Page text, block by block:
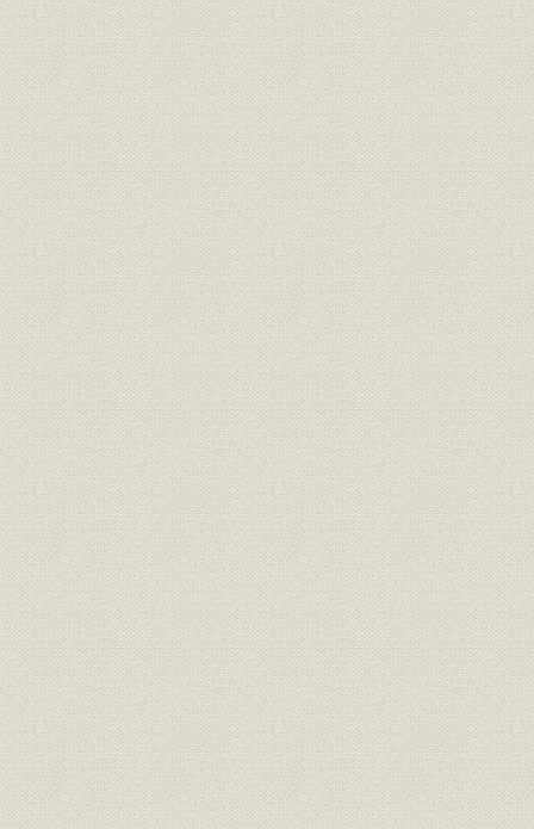
(1) 担保品付手形割引制度
(2) 担保品付手形の割引状況
(3) 23年恐慌後の政策運営
8. 日清戦争時の政策運営
(1) 日清戦時の政策課題
(2) 日清戦争中の本行施策
(3) 本行施策に対する評価
9. 日清戦後経営と本行の施策
(1) 三国干渉後の積極政策
(2) 日清戦後経営
(3) 日清戦後の政策運営
(4) 草創期の本行収益状況
表目次
第1章
表1-1 国立銀行設立状況
表3-1 通貨流通高